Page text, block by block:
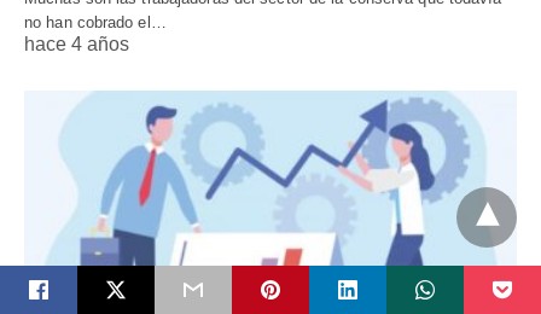
no han cobrado el…
hace 4 años